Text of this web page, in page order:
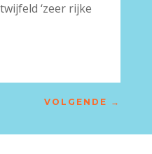
‘zeer rijke
VOLGENDE →